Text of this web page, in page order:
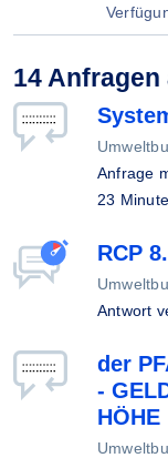
14
Anfrage
23
RCP
Antwort
der
-
HÖHE